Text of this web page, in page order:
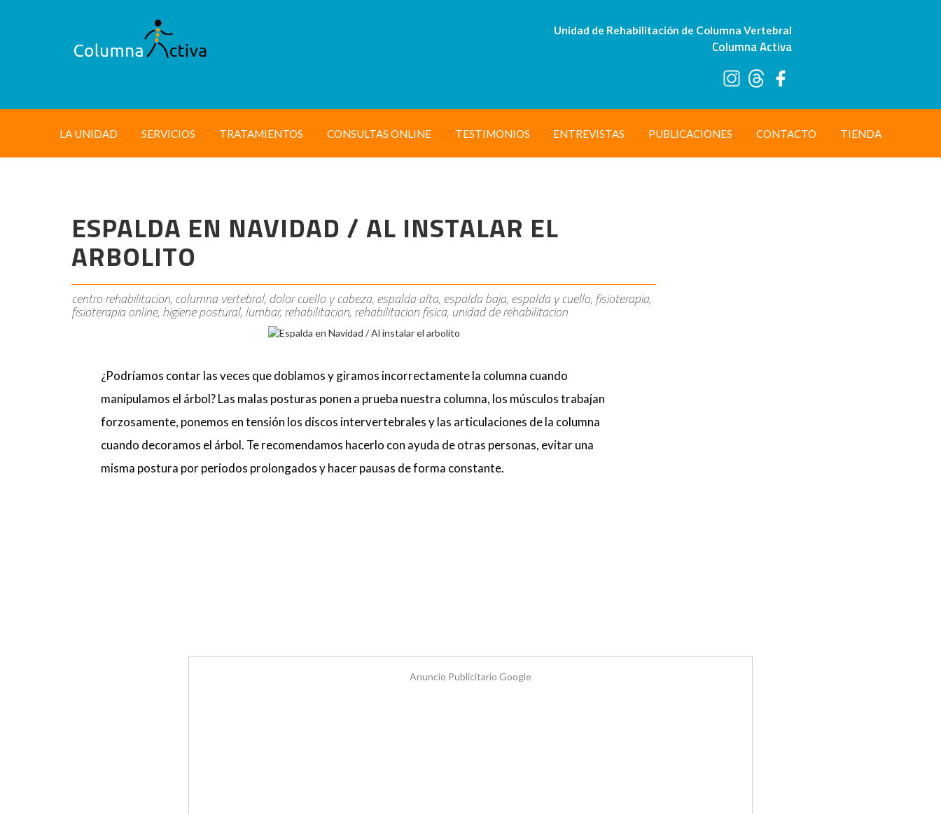
Unidad de Rehabilitación de Columna Vertebral
Columna Activa
LA UNIDAD SERVICIOS TRATAMIENTOS CONSULTAS ONLINE TESTIMONIOS ENTREVISTAS PUBLICACIONES CONTACTO TIENDA
ESPALDA EN NAVIDAD / AL INSTALAR EL
ARBOLITO
centro rehabilitacion, columna vertebral, dolor cuello y cabeza, espalda alta, espalda baja, espalda y cuello, fisioterapia,
fisioterapia online, higiene postural, lumbar, rehabilitacion, rehabilitacion fisica, unidad de rehabilitacion
¿Podríamos contar las veces que doblamos y giramos incorrectamente la columna cuando
manipulamos el árbol? Las malas posturas ponen a prueba nuestra columna, los músculos trabajan
forzosamente, ponemos en tensión los discos intervertebrales y las articulaciones de la columna
cuando decoramos el árbol. Te recomendamos hacerlo con ayuda de otras personas, evitar una
misma postura por periodos prolongados y hacer pausas de forma constante.
Anuncio Publicitario Google